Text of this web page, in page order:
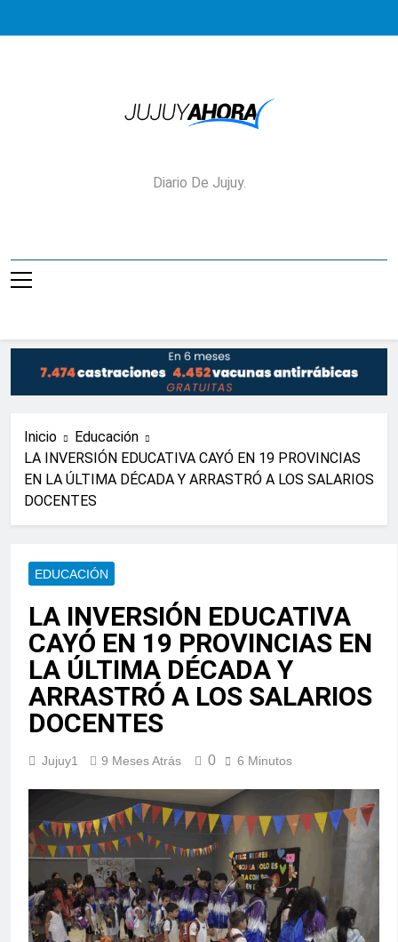
Jujuy Ahora!
Diario De Jujuy.
Inicio
Educación
LA INVERSIÓN EDUCATIVA CAYÓ EN 19 PROVINCIAS
EN LA ÚLTIMA DÉCADA Y ARRASTRÓ A LOS SALARIOS
DOCENTES
EDUCACIÓN
LA INVERSIÓN EDUCATIVA
CAYÓ EN 19 PROVINCIAS EN
LA ÚLTIMA DÉCADA Y
ARRASTRÓ A LOS SALARIOS
DOCENTES
Jujuy1 9 Meses Atrás 0 6 Minutos